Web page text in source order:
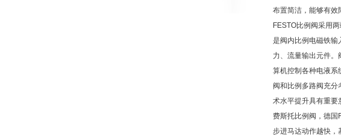
布置简洁，能够有效
FESTO比例阀采用
是阀内比例电磁铁输
力、流量输出元件
算机控制各种电液系
阀和比例多路阀充
术水平提升具有重要
费斯托比例阀，德国
步进马达动作越快，